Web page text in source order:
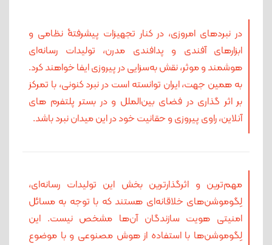
در نبردهای امروزی، در کنار تجهیزات پیشرفتۀ نظامی و
ابزارهای آفندی و پدافندی مدرن، تولیدات رسانه‌ای
هوشمند و موثر، نقش به‌سزایی در پیروزی ایفا خواهند کرد.
به همین جهت، ایران توانسته است در نبرد کنونی، با تمرکز
بر اثر گذاری در فضای بین‌الملل و در بستر پلتفرم های
آنلاین، راوی پیروزی و حقانیت خود در این میدان نبرد باشد.
مهم‌ترین و اثرگذارترین بخش این تولیدات رسانه‌ای،
لِگوموشن‌های خلاقانه‌ای هستند که با توجه به مسائل
امنیتی هویت سازندگان آن‌ها مشخص نیست. این
لِگوموشن‌ها با استفاده از هوش مصنوعی و با موضوع